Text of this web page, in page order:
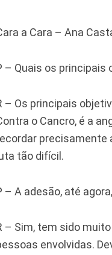
a Cara – Ana
– Quais os principais
– Os principais
o Cancro, é a
precisamente
tão difícil.
– A adesão, até
– Sim, tem sido
envolvidas.